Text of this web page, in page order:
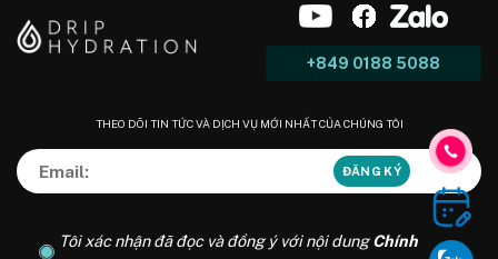
+849 0188 5088
THEO DÕI TIN TỨC VÀ DỊCH VỤ MỚI NHẤT CỦA CHÚNG TÔI
Tôi xác nhận đã đọc và đồng ý với nội dungChính